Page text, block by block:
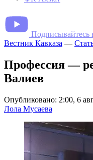
Подписывайтесь
Вестник Кавказа —
Профессия —
Валиев
Опубликовано: 2:00, 6
Лола Мусаева